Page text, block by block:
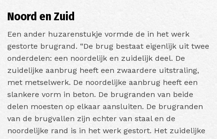
Noord en Zuid
Een ander huzarenstukje vormde de in het werk
gestorte brugrand. “De brug bestaat eigenlijk uit twee
onderdelen: een noordelijk en zuidelijk deel. De
zuidelijke aanbrug heeft een zwaardere uitstraling,
met metselwerk. De noordelijke aanbrug heeft een
slankere vorm in beton. De brugranden van beide
delen moesten op elkaar aansluiten. De brugranden
van de brugvallen zijn echter van staal en de
noordelijke rand is in het werk gestort. Het zuidelijke